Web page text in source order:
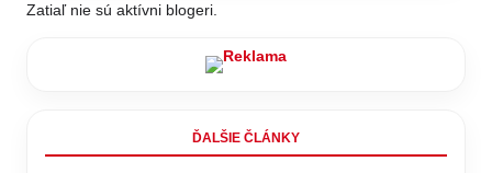
Zatiaľ nie sú aktívni blogeri.
ĎALŠIE ČLÁNKY